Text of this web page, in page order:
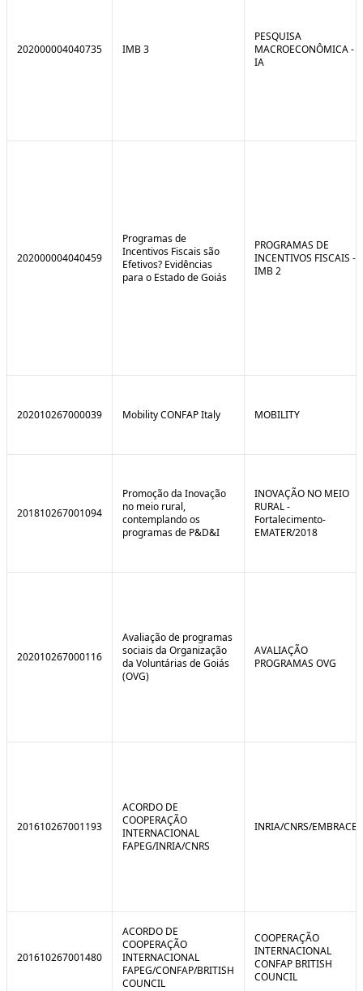
202000004040735 IMB 3
PESQUISA
MACROECONÔMICA -
IA
202000004040459
Programas de
Incentivos Fiscais são
Efetivos? Evidências
para o Estado de Goiás
PROGRAMAS DE
INCENTIVOS FISCAIS -
IMB 2
202010267000039 Mobility CONFAP Italy MOBILITY
201810267001094
Promoção da Inovação
no meio rural,
contemplando os
programas de P&D&I
INOVAÇÃO NO MEIO
RURAL -
Fortalecimento-
EMATER/2018
202010267000116
Avaliação de programas
sociais da Organização
da Voluntárias de Goiás
(OVG)
AVALIAÇÃO
PROGRAMAS OVG
201610267001193
ACORDO DE
COOPERAÇÃO
INTERNACIONAL
FAPEG/INRIA/CNRS
INRIA/CNRS/EMBRACE
201610267001480
ACORDO DE
COOPERAÇÃO
INTERNACIONAL
FAPEG/CONFAP/BRITISH
COUNCIL
COOPERAÇÃO
INTERNACIONAL
CONFAP BRITISH
COUNCIL